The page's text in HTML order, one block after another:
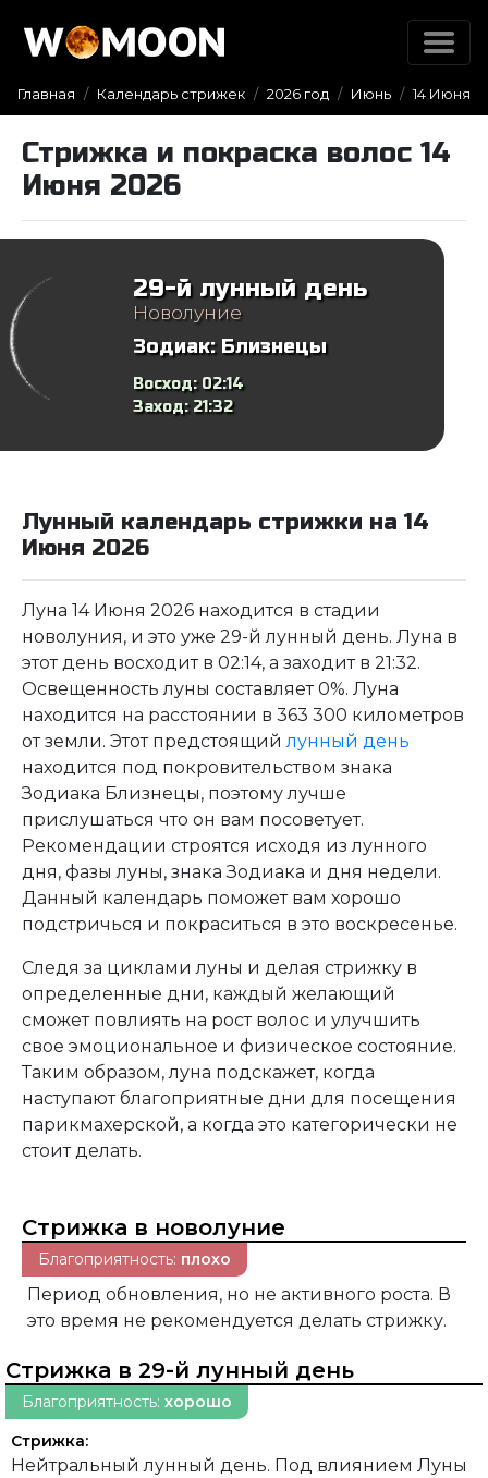
Главная Календарь стрижек 2026 год Июнь 14 Июня
Стрижка и покраска волос 14
Июня 2026
29-й лунный день
Новолуние
Зодиак: Близнецы
Восход: 02:14
Заход: 21:32
Лунный календарь стрижки на 14
Июня 2026
Луна 14 Июня 2026 находится в стадии
новолуния, и это уже 29-й лунный день. Луна в
этот день восходит в 02:14, а заходит в 21:32.
Освещенность луны составляет 0%. Луна
находится на расстоянии в 363 300 километров
от земли. Этот предстоящийлунный день
находится под покровительством знака
Зодиака Близнецы, поэтому лучше
прислушаться что он вам посоветует.
Рекомендации строятся исходя из лунного
дня, фазы луны, знака Зодиака и дня недели.
Данный календарь поможет вам хорошо
подстричься и покраситься в это воскресенье.
Следя за циклами луны и делая стрижку в
определенные дни, каждый желающий
сможет повлиять на рост волос и улучшить
свое эмоциональное и физическое состояние.
Таким образом, луна подскажет, когда
наступают благоприятные дни для посещения
парикмахерской, а когда это категорически не
стоит делать.
Стрижка в новолуние
Благоприятность: плохо
Период обновления, но не активного роста. В
это время не рекомендуется делать стрижку.
Стрижка в 29-й лунный день
Благоприятность: хорошо
Стрижка:
Нейтральный лунный день. Под влиянием Луны